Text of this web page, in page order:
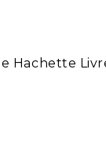
Hachette